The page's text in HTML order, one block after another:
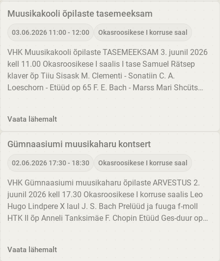
Muusikakooli õpilaste tasemeeksam
03.06.2026 11:00 - 12:00 Okasroosikese I korruse saal
VHK Muusikakooli õpilaste TASEMEEKSAM 3. juunil 2026
kell 11.00 Okasroosikese I saalis I tase Samuel Rätsep
klaver õp Tiiu Sisask M. Clementi - Sonatiin C. A.
Loeschorn - Etüüd op 65 F. E. Bach - Marss Mari Shcüts
Vaata lähemalt
Gümnaasiumi muusikaharu kontsert
02.06.2026 17:30 - 18:30 Okasroosikese I korruse saal
VHK Gümnaasiumi muusikaharu õpilaste ARVESTUS 2.
juunil 2026 kell 17.30 Okasroosikese I korruse saalis Leo
Hugo Lindpere X laul J. S. Bach Prelüüd ja fuuga f-moll
HTK II õp Anneli Tanksimäe F. Chopin Etüüd Ges-duur op
Vaata lähemalt